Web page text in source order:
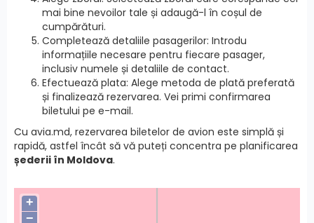
mai bine nevoilor tale și adaugă-l în coșul de
cumpărături.
Completează detaliile pasagerilor: Introdu
informațiile necesare pentru fiecare pasager,
inclusiv numele și detaliile de contact.
Efectuează plata: Alege metoda de plată preferată
și finalizează rezervarea. Vei primi confirmarea
biletului pe e-mail.
Cu avia.md, rezervarea biletelor de avion este simplă și
rapidă, astfel încât să vă puteți concentra pe planificarea
șederii în Moldova.
+
−